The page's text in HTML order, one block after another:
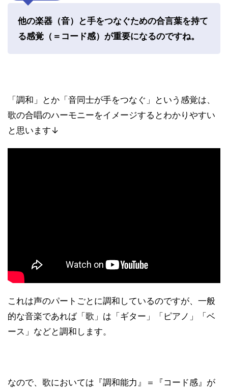
他の楽器（音）と手をつなぐための合言葉を持て
る感覚（＝コード感）が重要になるのですね。
「調和」とか「音同士が手をつなぐ」という感覚は、
歌の合唱のハーモニーをイメージするとわかりやすい
と思います↓
これは声のパートごとに調和しているのですが、一般
的な音楽であれば「歌」は「ギター」「ピアノ」「ベ
ース」などと調和します。
なので、歌においては『調和能力』＝『コード感』が